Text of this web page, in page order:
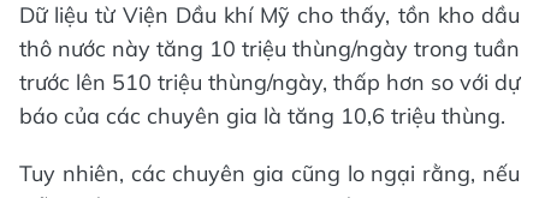
Dữ liệu từ Viện Dầu khí Mỹ cho thấy, tồn kho dầu
thô nước này tăng 10 triệu thùng/ngày trong tuần
trước lên 510 triệu thùng/ngày, thấp hơn so với dự
báo của các chuyên gia là tăng 10,6 triệu thùng.
Tuy nhiên, các chuyên gia cũng lo ngại rằng, nếu